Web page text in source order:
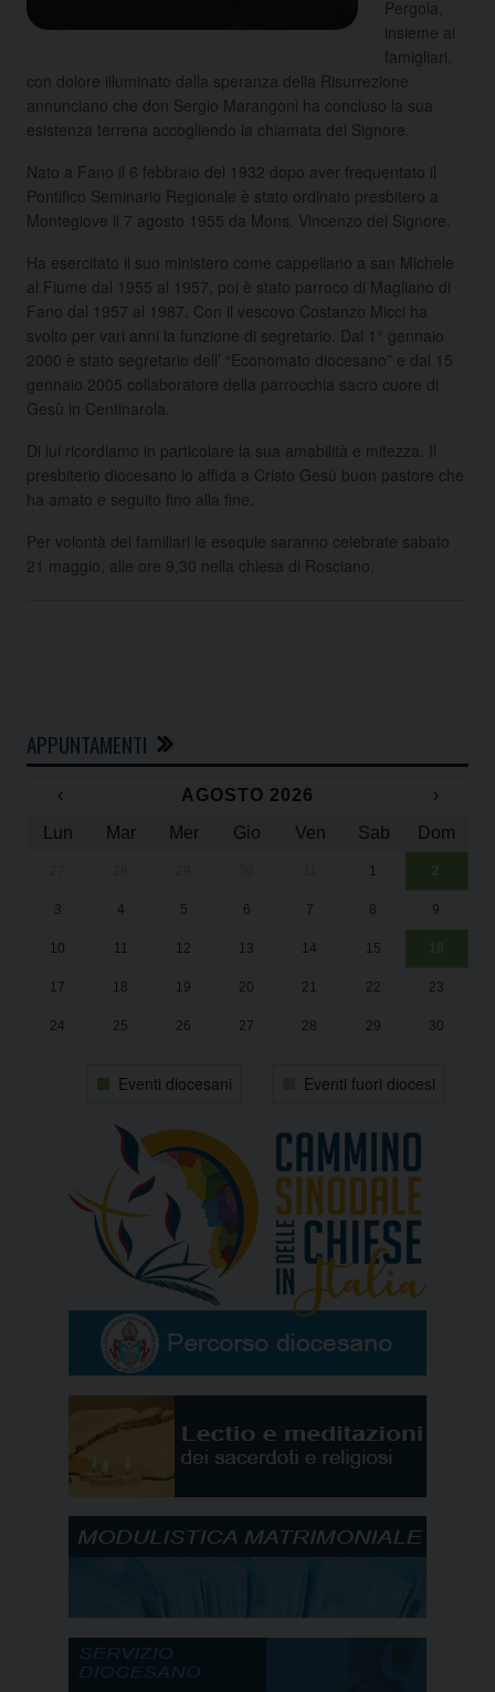
Pergola,
insieme ai
famigliari,
con dolore illuminato dalla speranza della Risurrezione
annunciano che don Sergio Marangoni ha concluso la sua
esistenza terrena accogliendo la chiamata del Signore.
Nato a Fano il 6 febbraio del 1932 dopo aver frequentato il
Pontifico Seminario Regionale è stato ordinato presbitero a
Montegiove il 7 agosto 1955 da Mons. Vincenzo del Signore.
Ha esercitato il suo ministero come cappellano a san Michele
al Fiume dal 1955 al 1957, poi è stato parroco di Magliano di
Fano dal 1957 al 1987. Con il vescovo Costanzo Micci ha
svolto per vari anni la funzione di segretario. Dal 1° gennaio
2000 è stato segretario dell’ “Economato diocesano” e dal 15
gennaio 2005 collaboratore della parrocchia sacro cuore di
Gesù in Centinarola.
Di lui ricordiamo in particolare la sua amabilità e mitezza. Il
presbiterio diocesano lo affida a Cristo Gesù buon pastore che
ha amato e seguito fino alla fine.
Per volontà dei familiari le esequie saranno celebrate sabato
21 maggio, alle ore 9,30 nella chiesa di Rosciano.
APPUNTAMENTI
‹ AGOSTO 2026
›
Lun
Mar Mer Gio Ven Sab Dom
1 2
3 4 5 6 7 8 9
10 11 12 13 14 15 16
17 18 19 20 21 22 23
24 25 26 27 28 29 30
Eventi diocesani Eventi fuori diocesi